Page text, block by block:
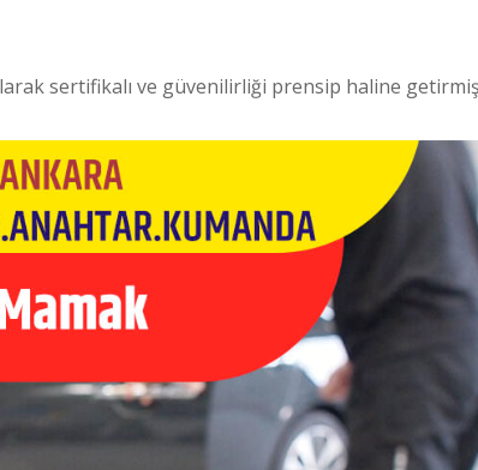
sertifikalı ve güvenilirliği prensip haline